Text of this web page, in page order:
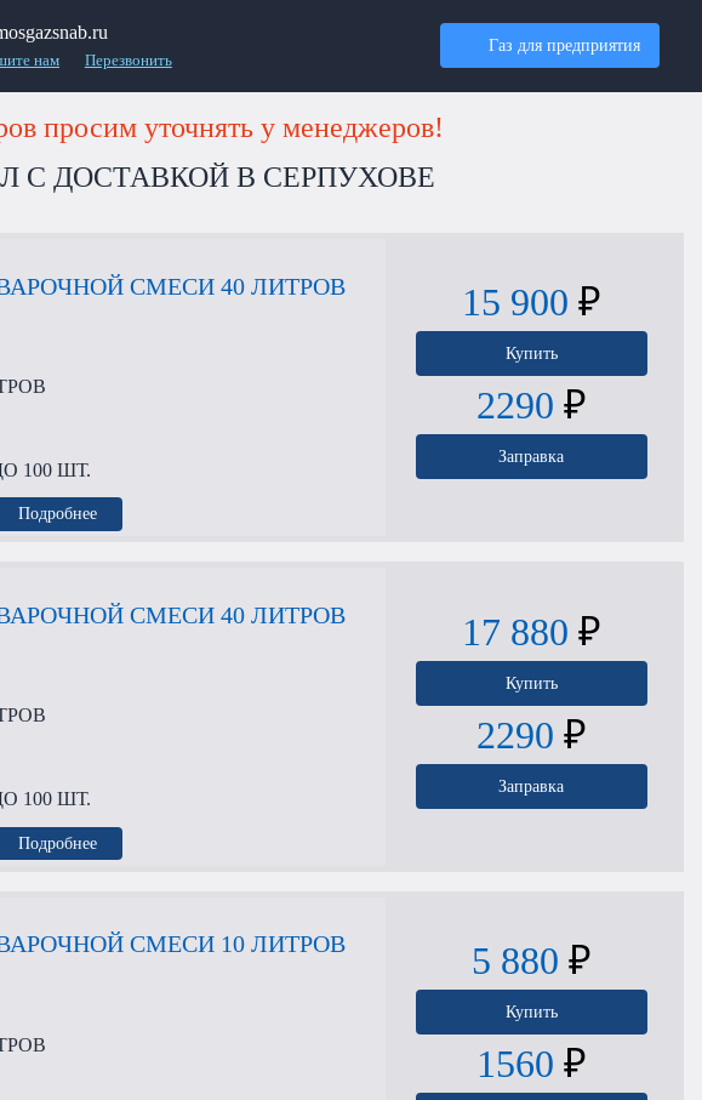
нам Перезвонить
Газ для предприятия
просим уточнять у менеджеров!
С ДОСТАВКОЙ В СЕРПУХОВЕ
СМЕСИ 40 ЛИТРОВ
100 ШТ.
Подробнее
15 900 ₽
Купить
2290 ₽
Заправка
СМЕСИ 40 ЛИТРОВ
100 ШТ.
Подробнее
17 880 ₽
Купить
2290 ₽
Заправка
СМЕСИ 10 ЛИТРОВ
5 880 ₽
Купить
1560 ₽